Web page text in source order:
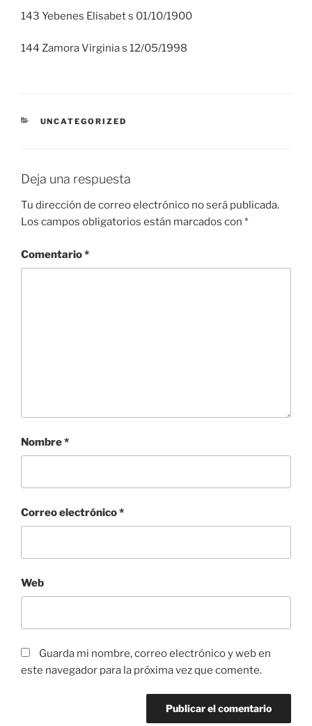
143 Yebenes Elisabet s 01/10/1900
144 Zamora Virginia s 12/05/1998
CATEGORÍAS
UNCATEGORIZED
Deja una respuesta
Tu dirección de correo electrónico no será publicada.
Los campos obligatorios están marcados con *
Comentario*
Nombre*
Correo electrónico*
Web
Guarda mi nombre, correo electrónico y web en
este navegador para la próxima vez que comente.